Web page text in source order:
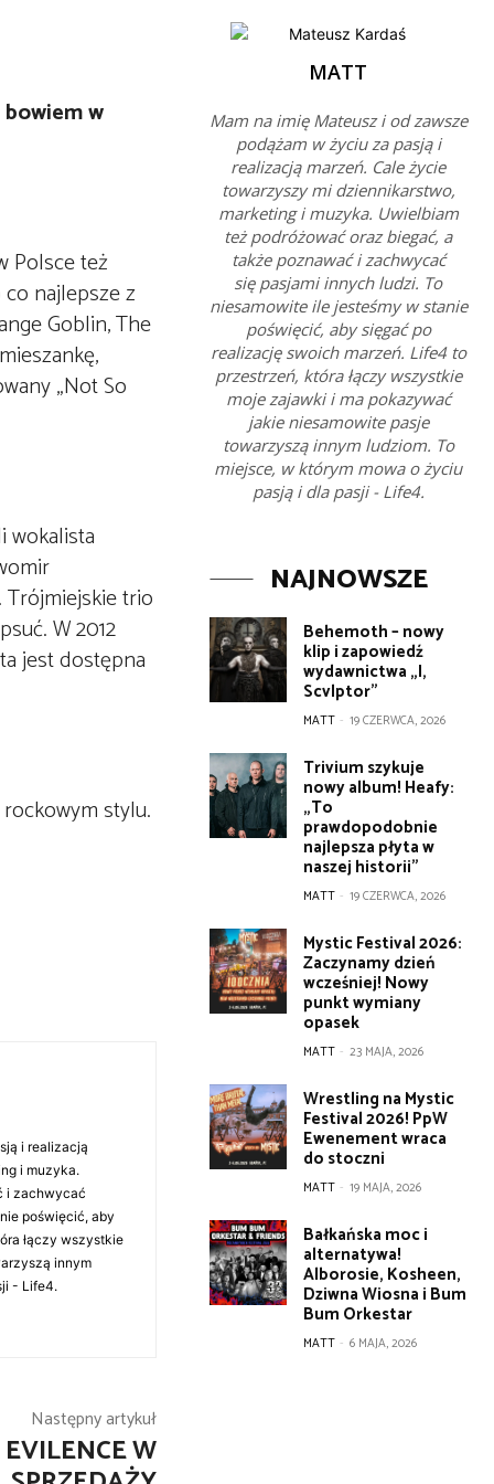
bowiem w
Polsce też
najlepsze z
Goblin, The
„Not So
wokalista
Trójmiejskie trio
W 2012
jest dostępna
stylu.
i realizacją
i muzyka.
i zachwycać
poświęcić, aby
łączy wszystkie
innym
- Life4.
Następny artykuł
W
MATT
Mam na imię Mateusz i od zawsze
podążam w życiu za pasją i
realizacją marzeń. Cale życie
towarzyszy mi dziennikarstwo,
marketing i muzyka. Uwielbiam
też podróżować oraz biegać, a
także poznawać i zachwycać
się pasjami innych ludzi. To
niesamowite ile jesteśmy w stanie
poświęcić, aby sięgać po
realizację swoich marzeń. Life4 to
przestrzeń, która łączy wszystkie
moje zajawki i ma pokazywać
jakie niesamowite pasje
towarzyszą innym ludziom. To
miejsce, w którym mowa o życiu
pasją i dla pasji - Life4.
NAJNOWSZE
Behemoth – nowy
klip i zapowiedź
wydawnictwa „I,
Scvlptor”
MATT - 19 CZERWCA, 2026
Trivium szykuje
nowy album! Heafy:
„To
prawdopodobnie
najlepsza płyta w
naszej historii”
MATT - 19 CZERWCA, 2026
Mystic Festival 2026:
Zaczynamy dzień
wcześniej! Nowy
punkt wymiany
opasek
MATT - 23 MAJA, 2026
Wrestling na Mystic
Festival 2026! PpW
Ewenement wraca
do stoczni
MATT - 19 MAJA, 2026
Bałkańska moc i
alternatywa!
Alborosie, Kosheen,
Dziwna Wiosna i Bum
Bum Orkestar
MATT - 6 MAJA, 2026